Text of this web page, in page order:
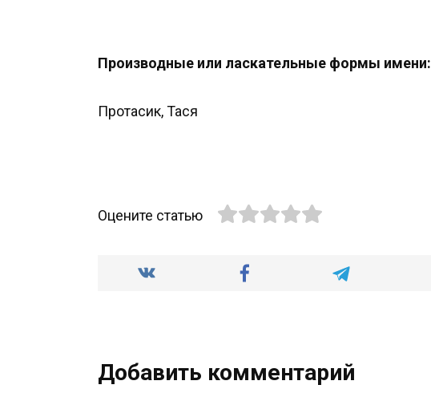
Производные или ласкательные формы имени:
Протасик, Тася
Оцените статью
Добавить комментарий